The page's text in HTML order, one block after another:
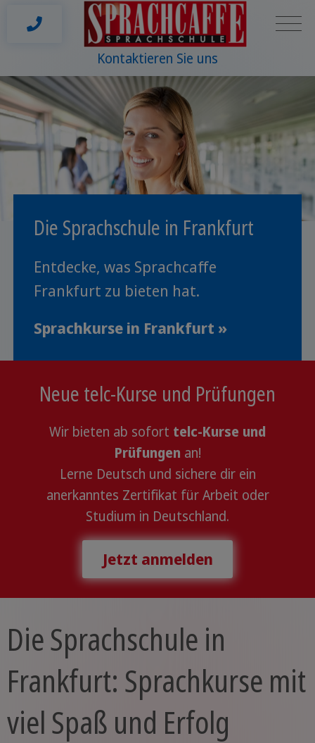
Kontaktieren Sie uns
Die Sprachschule in Frankfurt
Entdecke, was Sprachcaffe
Frankfurt zu bieten hat.
Sprachkurse in Frankfurt »
Neue telc-Kurse und Prüfungen
Wir bieten ab sofort telc-Kurse und
Prüfungen an!
Lerne Deutsch und sichere dir ein
anerkanntes Zertifikat für Arbeit oder
Studium in Deutschland.
Jetzt anmelden
Die Sprachschule in
Frankfurt: Sprachkurse mit
viel Spaß und Erfolg